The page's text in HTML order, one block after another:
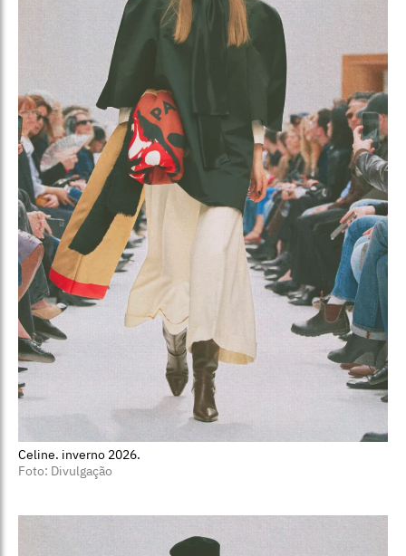
Celine. inverno 2026.
Foto: Divulgação